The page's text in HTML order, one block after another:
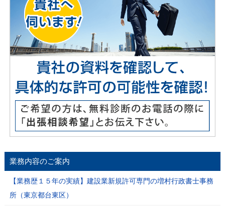
業務内容のご案内
【業務歴１５年の実績】建設業新規許可専門の増村行政書士事務
所（東京都台東区）